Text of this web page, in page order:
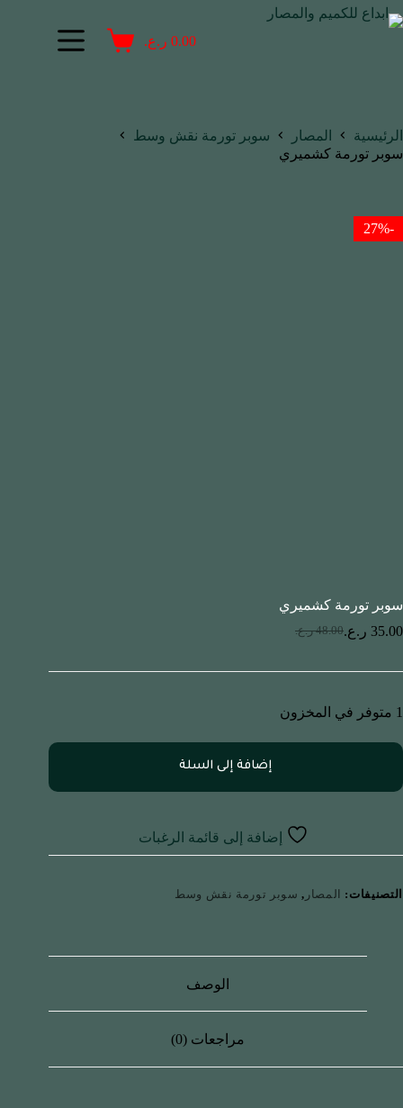
0.00 ر.ع.
الرئيسية المصار
سوبر تورمة نقش وسط
سوبر تورمة كشميري
-27%
سوبر تورمة كشميري
48.00 ر.ع. 35.00 ر.ع.
1 متوفر في المخزون
إضافة إلى السلة
إضافة إلى قائمة الرغبات
التصنيفات: المصار , سوبر تورمة نقش وسط
الوصف
مراجعات (0)